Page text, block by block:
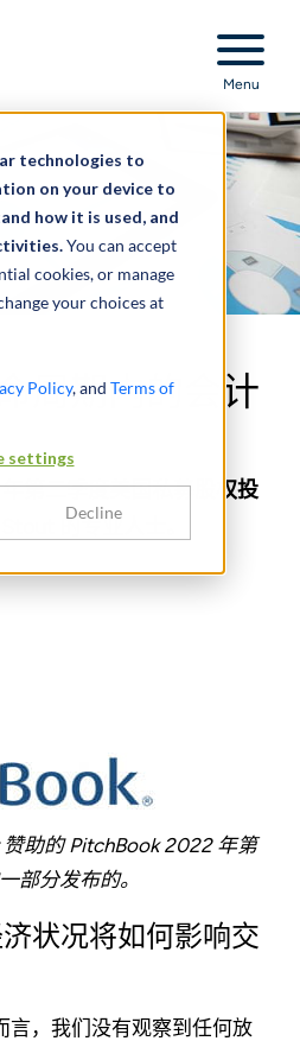
technologies to
on your device to
how it is used, and
You can accept
cookies, or manage
your choices at
Policy, and Terms of
settings
Decline
Menu
周期内的会计
第二季度美国私募股权投
的专业人士。
助的 PitchBook 2022 年第
部分发布的。
状况将如何影响交
言，我们没有观察到任何放